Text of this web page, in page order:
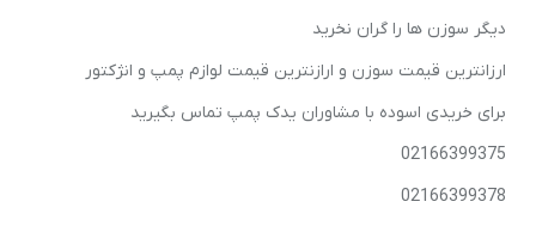
دیگر سوزن ها را گران نخرید
ارزانترین قیمت سوزن و ارازنترین قیمت لوازم پمپ و انژکتور
برای خریدی اسوده با مشاوران یدک پمپ تماس بگیرید
02166399375
02166399378